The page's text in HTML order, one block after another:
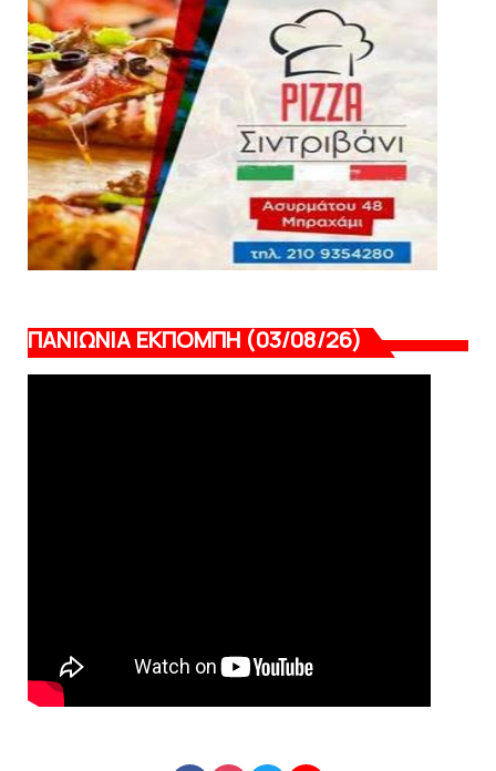
Στην AEΛ ο Παπαγεωργίου
August 06, 2026
ΠΑΝΙΩΝΙΑ ΕΚΠΟΜΠΗ (03/08/26)